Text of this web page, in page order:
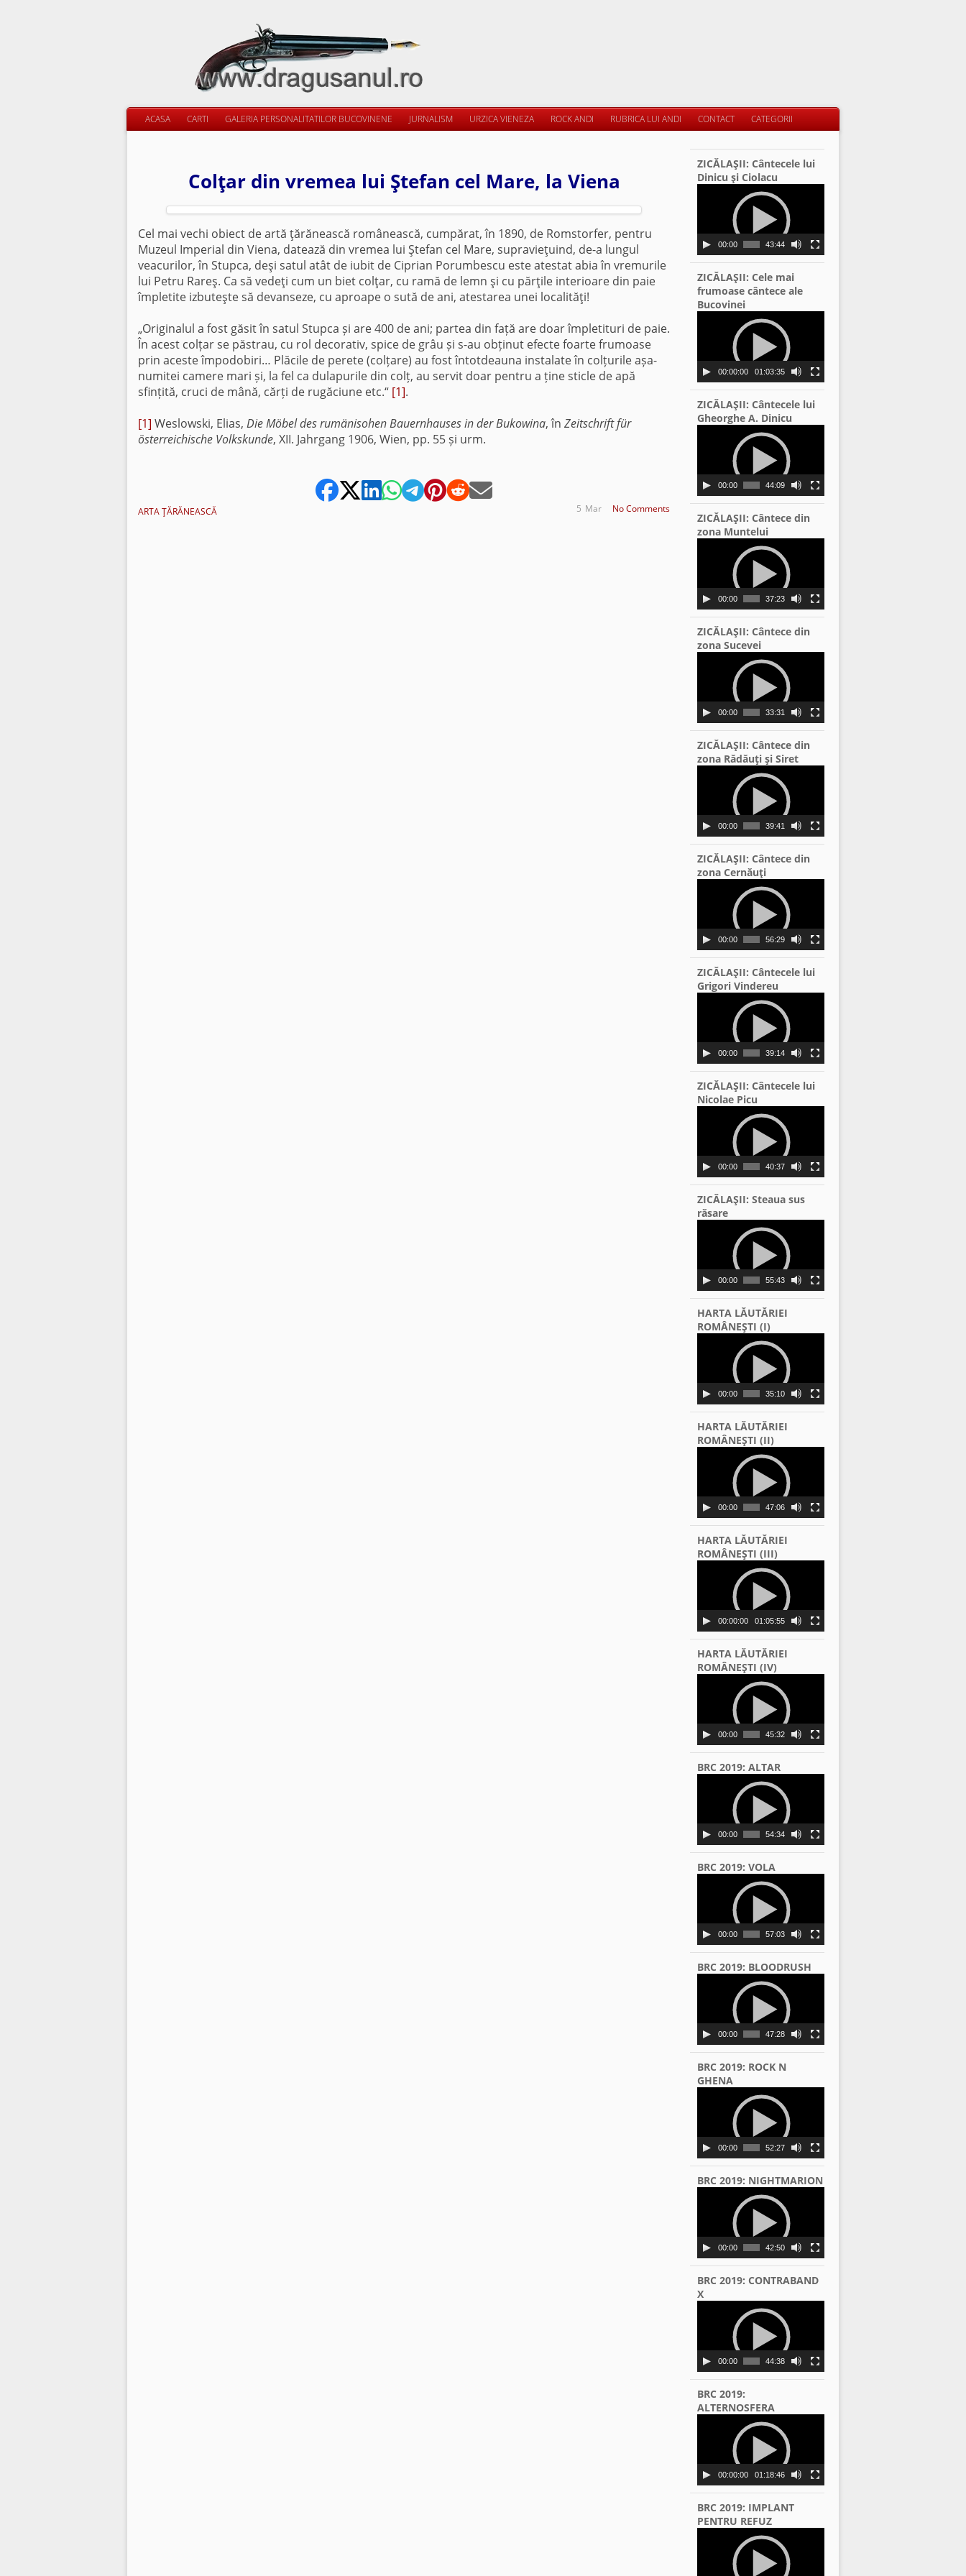
ACASA CARTI GALERIA PERSONALITATILOR BUCOVINENE JURNALISM URZICA VIENEZA ROCK ANDI RUBRICA LUI ANDI CONTACT CATEGORII
Colţar din vremea lui Ştefan cel Mare, la Viena
Cel mai vechi obiect de artă ţărănească românească, cumpărat, în 1890, de Romstorfer, pentru
Muzeul Imperial din Viena, datează din vremea lui Ştefan cel Mare, supravieţuind, de-a lungul
veacurilor, în Stupca, deşi satul atât de iubit de Ciprian Porumbescu este atestat abia în vremurile
lui Petru Rareş. Ca să vedeţi cum un biet colţar, cu ramă de lemn şi cu părţile interioare din paie
împletite izbuteşte să devanseze, cu aproape o sută de ani, atestarea unei localităţi!
„Originalul a fost găsit în satul Stupca și are 400 de ani; partea din față are doar împletituri de paie.
În acest colțar se păstrau, cu rol decorativ, spice de grâu și s-au obținut efecte foarte frumoase
prin aceste împodobiri… Plăcile de perete (colțare) au fost întotdeauna instalate în colțurile așa-
numitei camere mari și, la fel ca dulapurile din colț, au servit doar pentru a ține sticle de apă
sfințită, cruci de mână, cărți de rugăciune etc.“ [1].
[1] Weslowski, Elias, Die Möbel des rumänisohen Bauernhauses in der Bukowina, în Zeitschrift für
österreichische Volkskunde, XII. Jahrgang 1906, Wien, pp. 55 și urm.
ARTA ŢĂRĂNEASCĂ No Comments
Mar
5
ZICĂLAŞII: Cântecele lui
Dinicu şi Ciolacu
00:00 43:44
ZICĂLAŞII: Cele mai
frumoase cântece ale
Bucovinei
00:00:00 01:03:35
ZICĂLAŞII: Cântecele lui
Gheorghe A. Dinicu
00:00 44:09
ZICĂLAŞII: Cântece din
zona Muntelui
00:00 37:23
ZICĂLAŞII: Cântece din
zona Sucevei
00:00 33:31
ZICĂLAŞII: Cântece din
zona Rădăuţi şi Siret
00:00 39:41
ZICĂLAŞII: Cântece din
zona Cernăuţi
00:00 56:29
ZICĂLAŞII: Cântecele lui
Grigori Vindereu
00:00 39:14
ZICĂLAŞII: Cântecele lui
Nicolae Picu
00:00 40:37
ZICĂLAŞII: Steaua sus
răsare
00:00 55:43
HARTA LĂUTĂRIEI
ROMÂNEŞTI (I)
00:00 35:10
HARTA LĂUTĂRIEI
ROMÂNEŞTI (II)
00:00 47:06
HARTA LĂUTĂRIEI
ROMÂNEŞTI (III)
00:00:00 01:05:55
HARTA LĂUTĂRIEI
ROMÂNEŞTI (IV)
00:00 45:32
BRC 2019: ALTAR
00:00 54:34
BRC 2019: VOLA
00:00 57:03
BRC 2019: BLOODRUSH
00:00 47:28
BRC 2019: ROCK N
GHENA
00:00 52:27
BRC 2019: NIGHTMARION
00:00 42:50
BRC 2019: CONTRABAND
X
00:00 44:38
BRC 2019:
ALTERNOSFERA
00:00:00 01:18:46
BRC 2019: IMPLANT
PENTRU REFUZ